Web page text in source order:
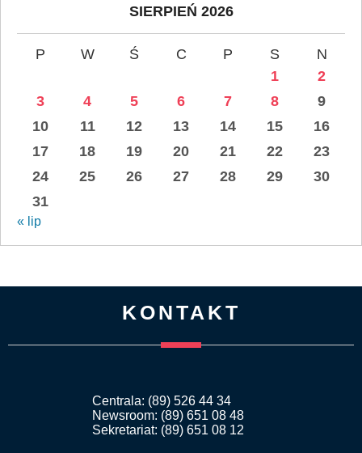
SIERPIEŃ 2026
P W Ś C P S
N
1
2
3
4 5 6 7 8
9
10
11 12 13 14 15
16
17
18 19 20 21 22
23
24
25 26 27 28 29
30
31
« lip
KONTAKT
Centrala: (89) 526 44 34
Newsroom: (89) 651 08 48
Sekretariat: (89) 651 08 12